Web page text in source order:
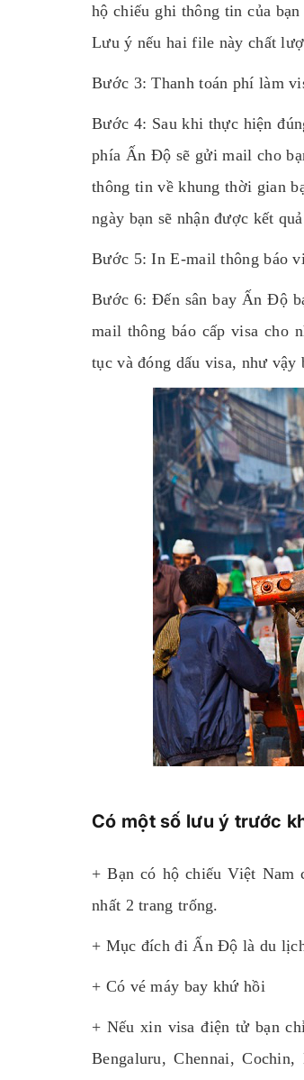
hộ chiếu ghi thông tin của
Lưu ý nếu hai file này chất
Bước 3: Thanh toán phí làm
Bước 4: Sau khi thực hiện
phía Ấn Độ sẽ gửi mail cho
thông tin về khung thời gian
ngày bạn sẽ nhận được kết
Bước 5: In E-mail thông báo
Bước 6: Đến sân bay Ấn Độ
mail thông báo cấp visa cho
tục và đóng dấu visa, như
Có một số lưu ý trước
+ Bạn có hộ chiếu Việt
nhất 2 trang trống.
+ Mục đích đi Ấn Độ là du
+ Có vé máy bay khứ hồi
+ Nếu xin visa điện tử bạn
Bengaluru, Chennai,